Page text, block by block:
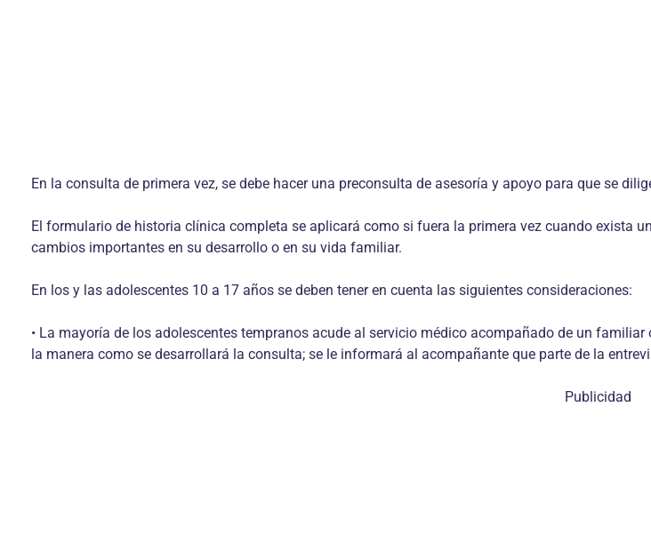
En la consulta de primera vez, se debe hacer una preconsulta de asesoría y apoyo para que se
El formulario de historia clínica completa se aplicará como si fuera la primera vez cuando exista
cambios importantes en su desarrollo o en su vida familiar.
En los y las adolescentes 10 a 17 años se deben tener en cuenta las siguientes consideraciones:
• La mayoría de los adolescentes tempranos acude al servicio médico acompañado de un
la manera como se desarrollará la consulta; se le informará al acompañante que parte de la
Publicidad